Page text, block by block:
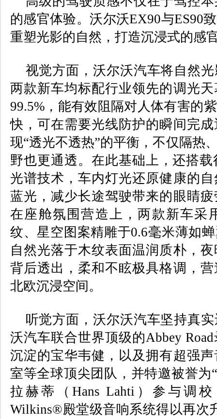
的感官体验。沃尔沃EX90与ES90
重塑光影的自然，打造沉浸式的感
视觉方面，沃尔沃汽车将自然光
两款新车均标配行业领先的调光
99.5% ，能有效阻隔对人体有害的
快，可在需要光线防护的瞬间完
现“透光不透热”的平衡，不仅隔热
野也更通透。在此基础上，还搭
光谱技术，车内灯光还原健康的
蓝光，减少长途驾驶带来的眼睛
在座舱氛围营造上，两款新车采
纹、星空图案精雕于0.6毫米薄如
自然光落于木纹表面温润质朴，
背后透出，柔和不眩极具格调，
北欧沉浸空间。
听觉方面，沃尔沃汽车坚持真实
沃汽车联合世界顶级的Abbey Road
沉淀的宝华韦健，以及拥有超强
室等全球顶尖团队，并特邀被誉为“
拉赫蒂（Hans Lahti ）参与调
Wilkins®殿堂级音响系统得以再次